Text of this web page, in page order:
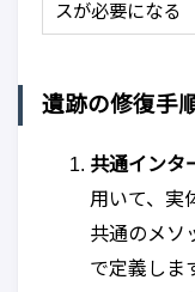
スが必要になる
遺跡の修復手
共通インタ
用いて、実
共通のメソ
で定義しま